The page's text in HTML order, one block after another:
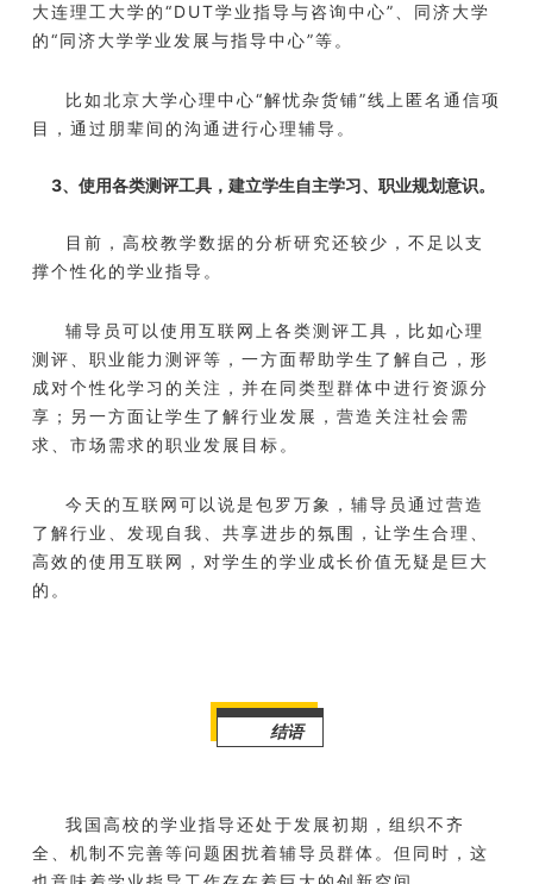
大连理工大学的“DUT学业指导与咨询中心”、同济大学
的“同济大学学业发展与指导中心”等。
比如北京大学心理中心“解忧杂货铺”线上匿名通信项
目，通过朋辈间的沟通进行心理辅导。
3、使用各类测评工具，建立学生自主学习、职业规划意识。
目前，高校教学数据的分析研究还较少，不足以支
撑个性化的学业指导。
辅导员可以使用互联网上各类测评工具，比如心理
测评、职业能力测评等，一方面帮助学生了解自己，形
成对个性化学习的关注，并在同类型群体中进行资源分
享；另一方面让学生了解行业发展，营造关注社会需
求、市场需求的职业发展目标。
今天的互联网可以说是包罗万象，辅导员通过营造
了解行业、发现自我、共享进步的氛围，让学生合理、
高效的使用互联网，对学生的学业成长价值无疑是巨大
的。
结语
我国高校的学业指导还处于发展初期，组织不齐
全、机制不完善等问题困扰着辅导员群体。但同时，这